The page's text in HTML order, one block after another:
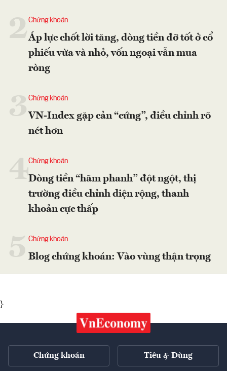
2Chứng khoán
Áp lực chốt lời tăng, dòng tiền đỡ tốt ở cổ
phiếu vừa và nhỏ, vốn ngoại vẫn mua
ròng
Chứng khoán
VN-Index gặp cản “cứng”, điều chỉnh rõ
nét hơn
4Chứng khoán
Dòng tiền “hãm phanh” đột ngột, thị
trường điều chỉnh diện rộng, thanh
khoản cực thấp
Chứng khoán
Blog chứng khoán: Vào vùng thận trọng
}
Chứng khoán Tiêu & Dùng